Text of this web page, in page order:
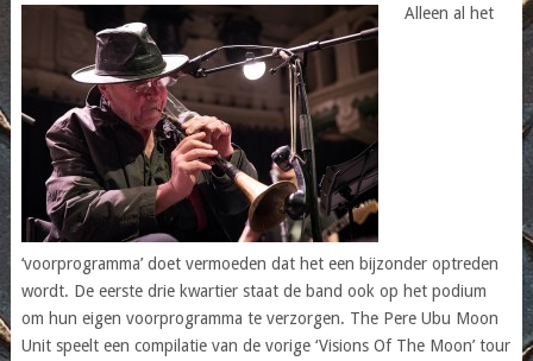
Alleen al het
‘voorprogramma’ doet vermoeden dat het een bijzonder optreden
wordt. De eerste drie kwartier staat de band ook op het podium
om hun eigen voorprogramma te verzorgen. The Pere Ubu Moon
Unit speelt een compilatie van de vorige ‘Visions Of The Moon’ tour